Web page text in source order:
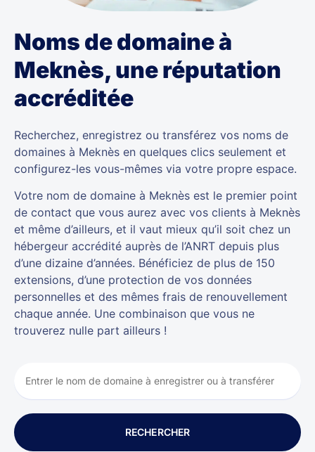
Noms de domaine à
Meknès, une réputation
accréditée
Recherchez, enregistrez ou transférez vos noms de
domaines à Meknès en quelques clics seulement et
configurez-les vous-mêmes via votre propre espace.
Votre nom de domaine à Meknès est le premier point
de contact que vous aurez avec vos clients à Meknès
et même d’ailleurs, et il vaut mieux qu’il soit chez un
hébergeur accrédité auprès de l’ANRT depuis plus
d’une dizaine d’années. Bénéficiez de plus de 150
extensions, d’une protection de vos données
personnelles et des mêmes frais de renouvellement
chaque année. Une combinaison que vous ne
trouverez nulle part ailleurs !
RECHERCHER